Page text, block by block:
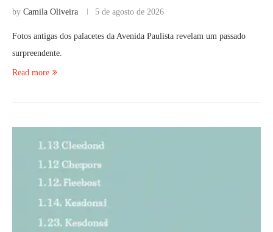
by Camila Oliveira 5 de agosto de 2026
Fotos antigas dos palacetes da Avenida Paulista revelam um passado
surpreendente.
Read more